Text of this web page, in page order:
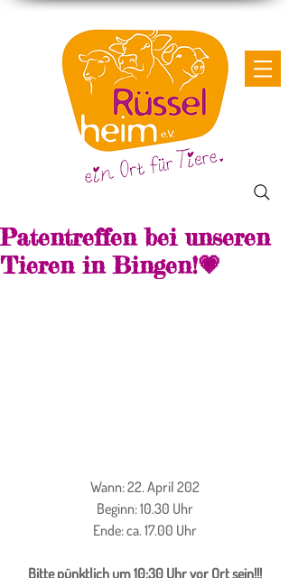
Patentreffen bei unseren
Tieren in Bingen!💗
Wann: 22. April 202
Beginn: 10.30 Uhr
Ende: ca. 17.00 Uhr
Bitte pünktlich um 10:30 Uhr vor Ort sein!!!